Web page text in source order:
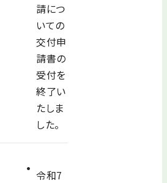
請につ
いての
交付申
請書の
受付を
終了い
たしま
した。
令和7